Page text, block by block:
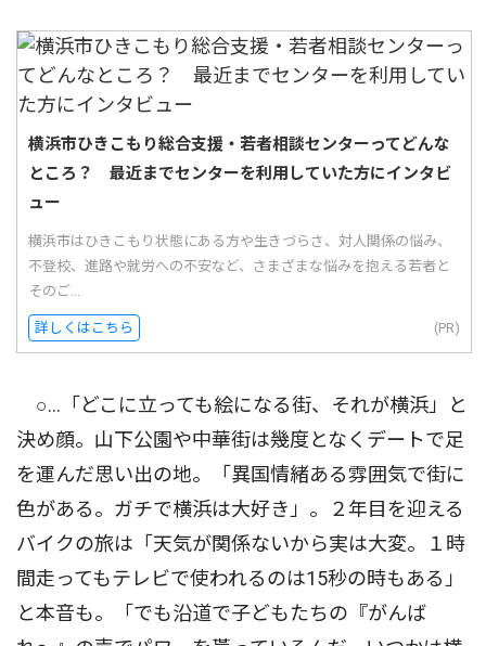
横浜市ひきこもり総合支援・若者相談センターってどんな
ところ？ 最近までセンターを利用していた方にインタビ
ュー
横浜市はひきこもり状態にある方や生きづらさ、対人関係の悩み、
不登校、進路や就労への不安など、さまざまな悩みを抱える若者と
そのご...
詳しくはこちら (PR)
○…「どこに立っても絵になる街、それが横浜」と
決め顔。山下公園や中華街は幾度となくデートで足
を運んだ思い出の地。「異国情緒ある雰囲気で街に
色がある。ガチで横浜は大好き」。２年目を迎える
バイクの旅は「天気が関係ないから実は大変。１時
間走ってもテレビで使われるのは15秒の時もある」
と本音も。「でも沿道で子どもたちの『がんば